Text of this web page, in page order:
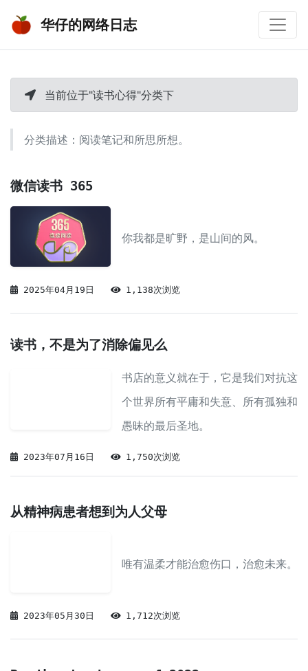
华仔的网络日志
当前位于"读书心得"分类下
分类描述：阅读笔记和所思所想。
微信读书 365
你我都是旷野，是山间的风。
2025年04月19日 1,138次浏览
读书，不是为了消除偏见么
书店的意义就在于，它是我们对抗这
个世界所有平庸和失意、所有孤独和
愚昧的最后圣地。
2023年07月16日 1,750次浏览
从精神病患者想到为人父母
唯有温柔才能治愈伤口，治愈未来。
2023年05月30日 1,712次浏览